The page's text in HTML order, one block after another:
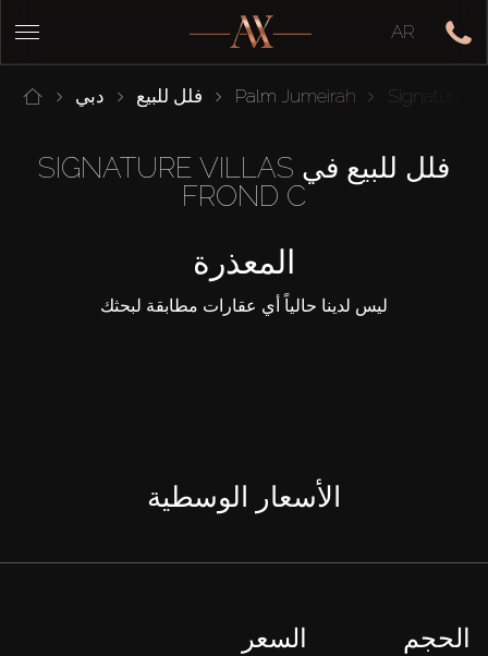
AR
دبي فلل للبيع Palm Jumeirah Signature
فلل للبيع في SIGNATURE VILLAS
FROND C
المعذرة
ليس لدينا حالياً أي عقارات مطابقة لبحثك
الأسعار الوسطية
الحجم السعر